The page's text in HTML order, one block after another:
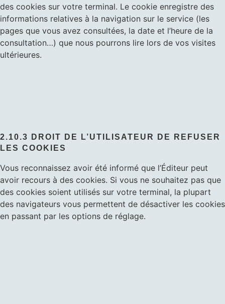
des cookies sur votre terminal. Le cookie enregistre des
informations relatives à la navigation sur le service (les
pages que vous avez consultées, la date et l’heure de la
consultation…) que nous pourrons lire lors de vos visites
ultérieures.
2.10.3 DROIT DE L’UTILISATEUR DE REFUSER
LES COOKIES
Vous reconnaissez avoir été informé que l’Éditeur peut
avoir recours à des cookies. Si vous ne souhaitez pas que
des cookies soient utilisés sur votre terminal, la plupart
des navigateurs vous permettent de désactiver les cookies
en passant par les options de réglage.